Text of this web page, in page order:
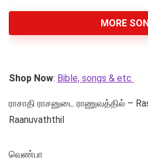
MORE
Shop Now: Bible, songs & etc
ராசாதி ராசனுடை ராணுவத்தில் –
Raanuvaththil
வெண்பா